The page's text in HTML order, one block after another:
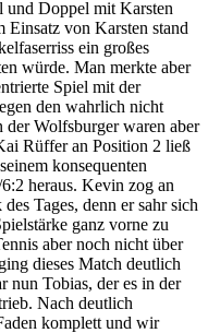
und Doppel mit Karsten
Einsatz von Karsten stand
ein großes
würde. Man merkte aber
Spiel mit der
den wahrlich nicht
der Wolfsburger waren aber
Rüffer an Position 2 ließ
konsequenten
heraus. Kevin zog an
Tages, denn er sahr sich
ganz vorne zu
aber noch nicht über
dieses Match deutlich
nun Tobias, der es in der
Nach deutlich
komplett und wir